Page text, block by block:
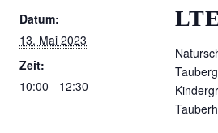
Datum:
13. Mai 2023
Zeit:
10:00 - 12:30